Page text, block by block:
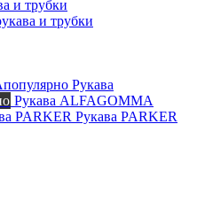
и трубки
и трубки
Рукава
Рукава ALFAGOMMA
PARKER Рукава PARKER